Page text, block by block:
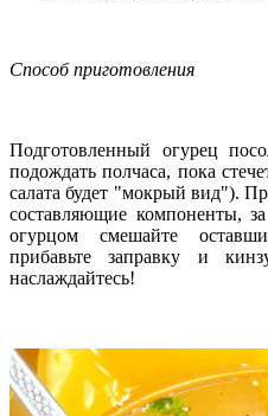
Способ приготовления
Подготовленный огурец
подождать полчаса, пока
салата будет "мокрый вид").
составляющие компоненты,
огурцом смешайте
прибавьте заправку и
наслаждайтесь!